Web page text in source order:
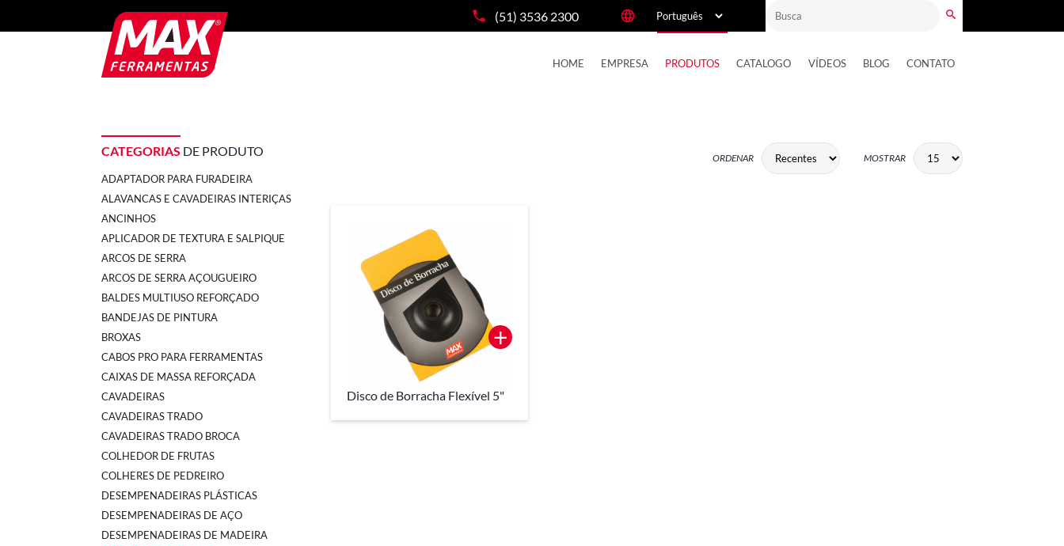
(51) 3536 2300
HOME EMPRESA PRODUTOS CATALOGO VÍDEOS BLOG CONTATO
CATEGORIAS DE PRODUTO
ADAPTADOR PARA FURADEIRA
ALAVANCAS E CAVADEIRAS INTERIÇAS
ANCINHOS
APLICADOR DE TEXTURA E SALPIQUE
ARCOS DE SERRA
ARCOS DE SERRA AÇOUGUEIRO
BALDES MULTIUSO REFORÇADO
BANDEJAS DE PINTURA
BROXAS
CABOS PRO PARA FERRAMENTAS
CAIXAS DE MASSA REFORÇADA
CAVADEIRAS
CAVADEIRAS TRADO
CAVADEIRAS TRADO BROCA
COLHEDOR DE FRUTAS
COLHERES DE PEDREIRO
DESEMPENADEIRAS PLÁSTICAS
DESEMPENADEIRAS DE AÇO
DESEMPENADEIRAS DE MADEIRA
ORDENAR MOSTRAR
Disco de Borracha Flexível 5"
+